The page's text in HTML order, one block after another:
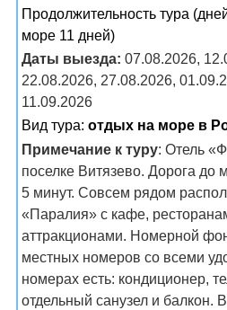
Продолжительность тура
море 11 дней)
Даты выезда: 07.08.2026,
22.08.2026, 27.08.2026,
11.09.2026
Вид тура: отдых на море в
Примечание к туру: Отель
поселке Витязево. Дорога до
5 минут. Совсем рядом
«Паралия» с кафе,
аттракционами. Номерной
местных номеров со всеми
номерах есть: кондиционер,
отдельный санузел и балкон.